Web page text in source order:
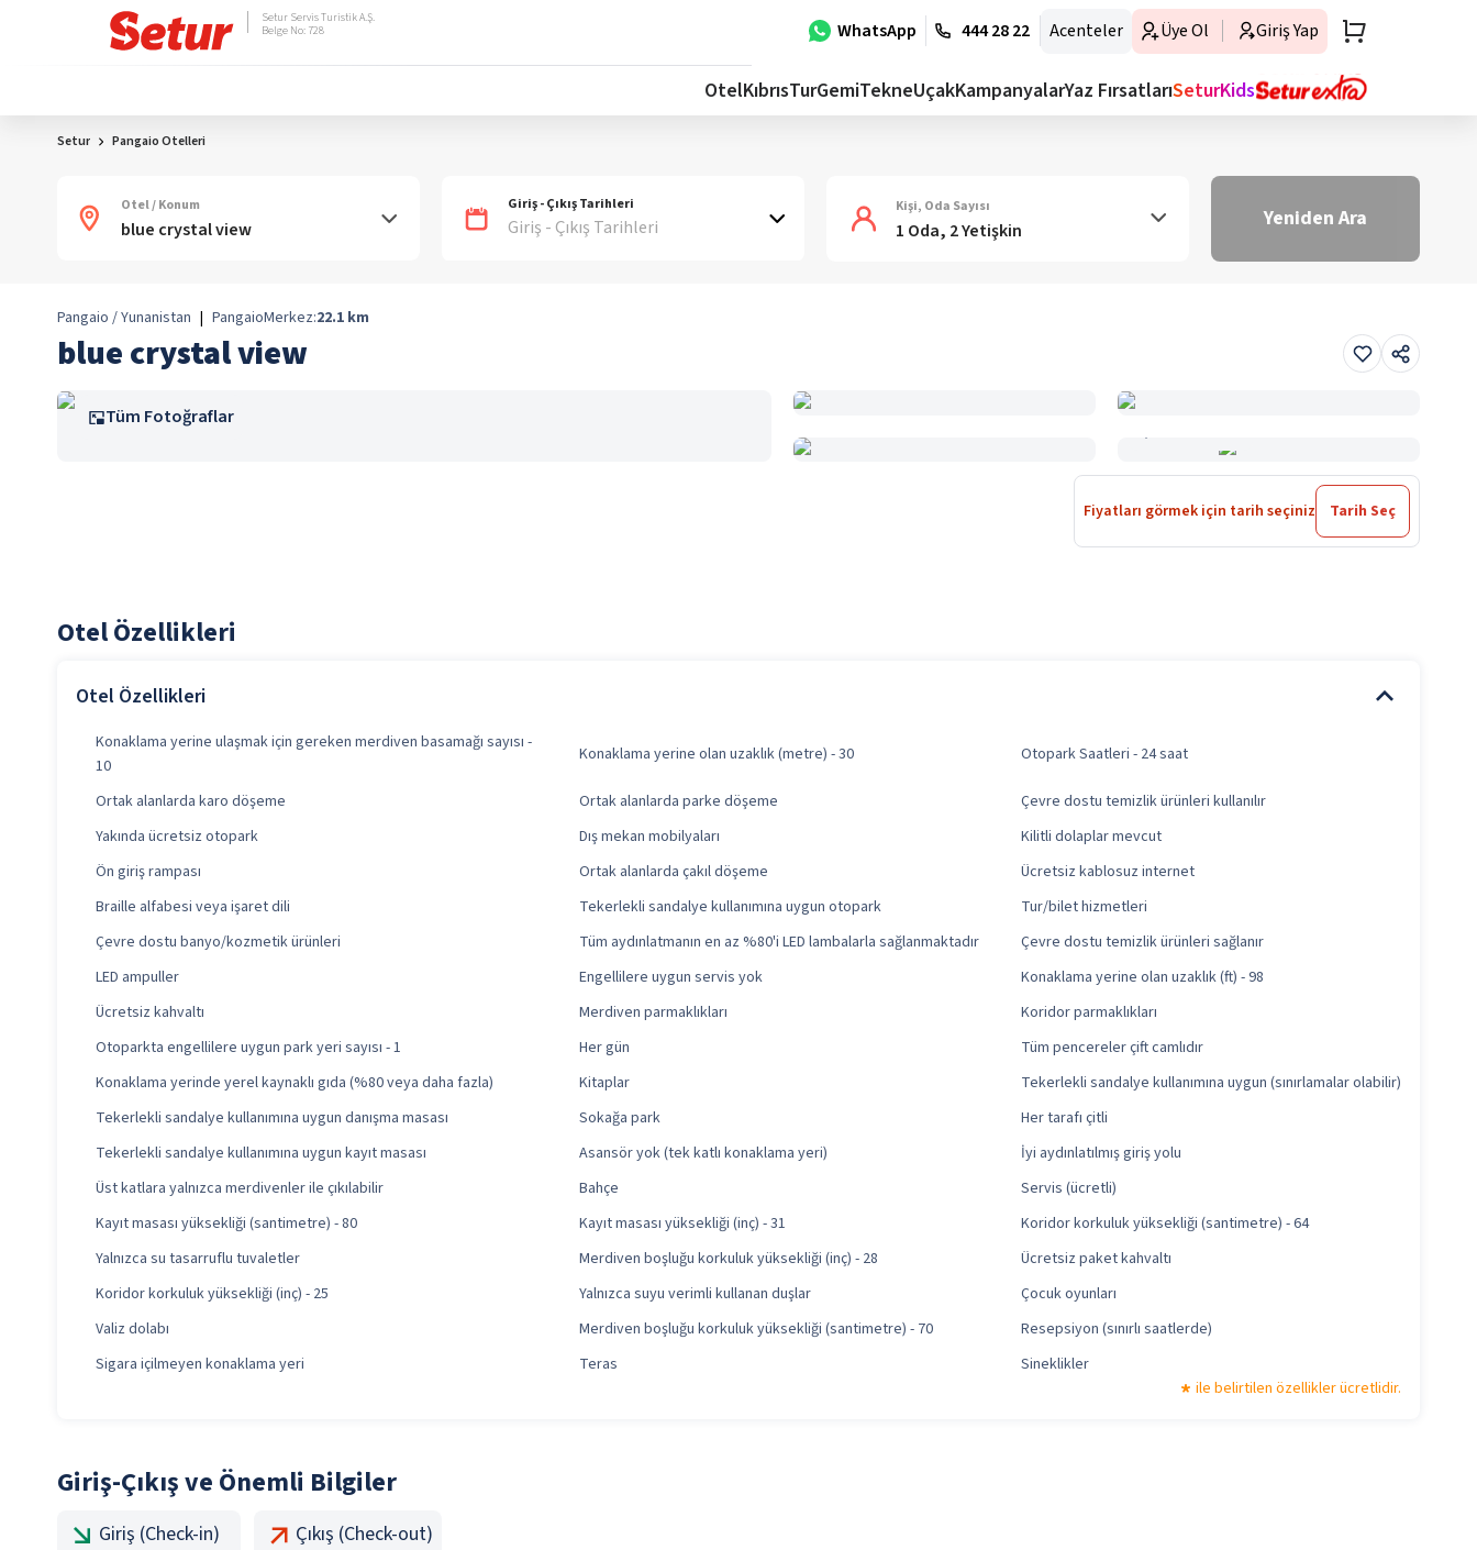
WhatsApp 444 28 22 Acenteler Üye Ol Giriş Yap
Setur Servis Turistik A.Ş.
Belge No: 728
OtelKıbrısTurGemiTekneUçakKampanyalarYaz FırsatlarıSeturKids
Setur Pangaio Otelleri
Otel / Konum Giriş - Çıkış Tarihleri
Giriş - Çıkış Tarihleri
Kişi, Oda Sayısı
1 Oda, 2 Yetişkin Yeniden Ara
Pangaio / Yunanistan | PangaioMerkez:22.1 km
blue crystal view
Tüm Fotoğraflar
Fiyatları görmek için tarih seçiniz Tarih Seç
Otel Özellikleri
Otel Özellikleri
Konaklama yerine ulaşmak için gereken merdiven basamağı sayısı -
10
Konaklama yerine olan uzaklık (metre) - 30 Otopark Saatleri - 24 saat
Ortak alanlarda karo döşeme Ortak alanlarda parke döşeme
Çevre dostu temizlik ürünleri kullanılır
Yakında ücretsiz otopark
Dış mekan mobilyaları
Kilitli dolaplar mevcut
Ön giriş rampası
Ortak alanlarda çakıl döşeme
Ücretsiz kablosuz internet
Braille alfabesi veya işaret dili
Tekerlekli sandalye kullanımına uygun otopark
Tur/bilet hizmetleri
Çevre dostu banyo/kozmetik ürünleri
Tüm aydınlatmanın en az %80'i LED lambalarla sağlanmaktadır
Çevre dostu temizlik ürünleri sağlanır
LED ampuller
Engellilere uygun servis yok
Konaklama yerine olan uzaklık (ft) - 98
Ücretsiz kahvaltı
Merdiven parmaklıkları
Koridor parmaklıkları
Otoparkta engellilere uygun park yeri sayısı - 1
Her gün
Tüm pencereler çift camlıdır
Konaklama yerinde yerel kaynaklı gıda (%80 veya daha fazla)
Kitaplar
Tekerlekli sandalye kullanımına uygun (sınırlamalar olabilir)
Tekerlekli sandalye kullanımına uygun danışma masası
Sokağa park
Her tarafı çitli
Tekerlekli sandalye kullanımına uygun kayıt masası
Asansör yok (tek katlı konaklama yeri)
İyi aydınlatılmış giriş yolu
Üst katlara yalnızca merdivenler ile çıkılabilir
Bahçe
Servis (ücretli)
Kayıt masası yüksekliği (santimetre) - 80
Kayıt masası yüksekliği (inç) - 31
Koridor korkuluk yüksekliği (santimetre) - 64
Yalnızca su tasarruflu tuvaletler
Merdiven boşluğu korkuluk yüksekliği (inç) - 28
Ücretsiz paket kahvaltı
Koridor korkuluk yüksekliği (inç) - 25
Yalnızca suyu verimli kullanan duşlar
Çocuk oyunları
Valiz dolabı
Merdiven boşluğu korkuluk yüksekliği (santimetre) - 70
Resepsiyon (sınırlı saatlerde)
Sigara içilmeyen konaklama yeri
Teras
Sineklikler
ile belirtilen özellikler ücretlidir.
Giriş-Çıkış ve Önemli Bilgiler
Giriş (Check-in) Çıkış (Check-out)